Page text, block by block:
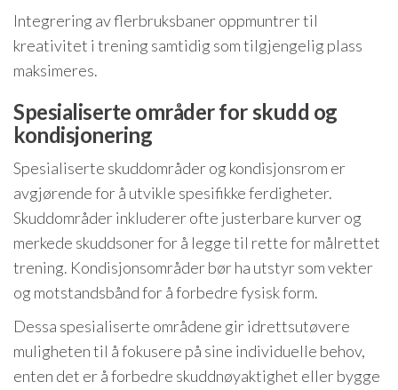
Integrering av flerbruksbaner oppmuntrer til
kreativitet i trening samtidig som tilgjengelig plass
maksimeres.
Spesialiserte områder for skudd og
kondisjonering
Spesialiserte skuddområder og kondisjonsrom er
avgjørende for å utvikle spesifikke ferdigheter.
Skuddområder inkluderer ofte justerbare kurver og
merkede skuddsoner for å legge til rette for målrettet
trening. Kondisjonsområder bør ha utstyr som vekter
og motstandsbånd for å forbedre fysisk form.
Dessa spesialiserte områdene gir idrettsutøvere
muligheten til å fokusere på sine individuelle behov,
enten det er å forbedre skuddnøyaktighet eller bygge